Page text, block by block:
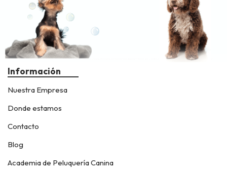
Información
Nuestra Empresa
Donde estamos
Contacto
Blog
Academia de Peluquería Canina